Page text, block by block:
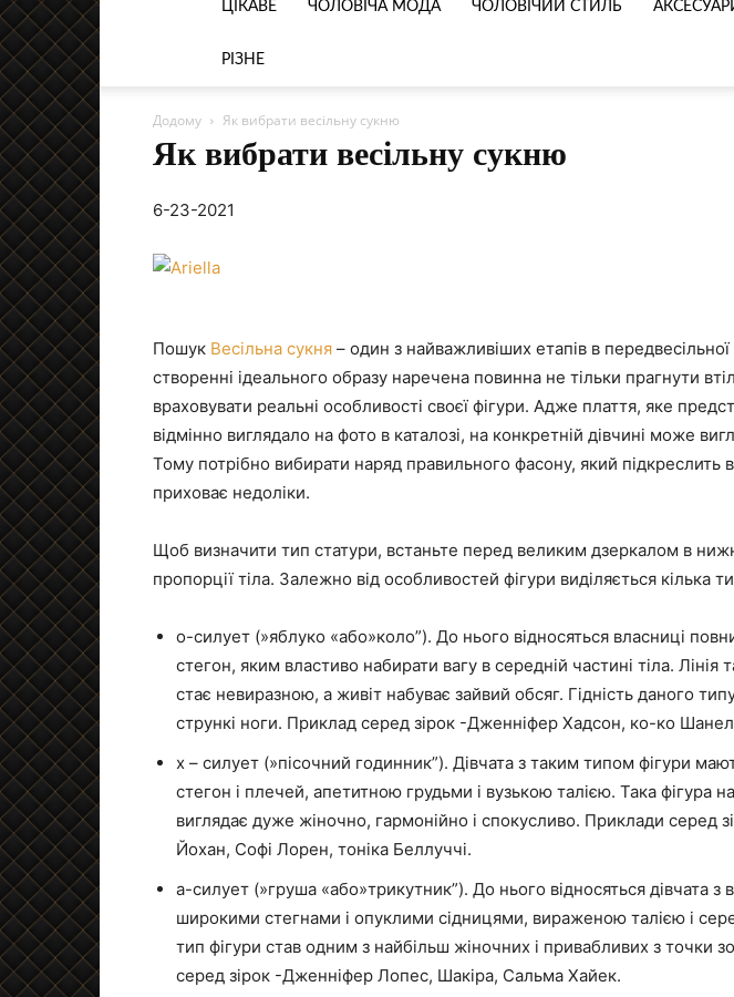
ЦІКАВЕ ЧОЛОВІЧА МОДА ЧОЛОВІЧИЙ СТИЛЬ
РІЗНЕ
Додому Як вибрати весільну сукню
Як вибрати весільну сукню
6-23-2021
Пошук Весільна сукня – один з найважливіших етапів в
створенні ідеального образу наречена повинна не тільки прагнути
враховувати реальні особливості своєї фігури. Адже плаття, яке
відмінно виглядало на фото в каталозі, на конкретній дівчині може
Тому потрібно вибирати наряд правильного фасону, який підкреслить
приховає недоліки.
Щоб визначити тип статури, встаньте перед великим дзеркалом в
пропорції тіла. Залежно від особливостей фігури виділяється кілька
о-силует (»яблуко «або»коло”). До нього відносяться власниці
стегон, яким властиво набирати вагу в середній частині тіла. Лінія
стає невиразною, а живіт набуває зайвий обсяг. Гідність даного
стрункі ноги. Приклад серед зірок -Дженніфер Хадсон, ко-ко
х – силует (»пісочний годинник”). Дівчата з таким типом фігури
стегон і плечей, апетитною грудьми і вузькою талією. Така фігура
виглядає дуже жіночно, гармонійно і спокусливо. Приклади серед
Йохан, Софі Лорен, тоніка Беллуччі.
а-силует (»груша «або»трикутник”). До нього відносяться дівчата з
широкими стегнами і опуклими сідницями, вираженою талією і
тип фігури став одним з найбільш жіночних і привабливих з точки
серед зірок -Дженніфер Лопес, Шакіра, Сальма Хайек.